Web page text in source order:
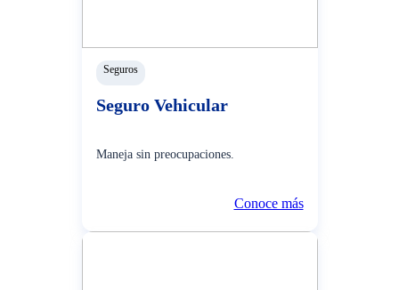
Seguros
Seguro Vehicular
Maneja sin preocupaciones.
Conoce más